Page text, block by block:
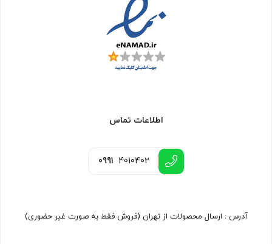
اطلاعات تماس
0991 4010402
آدرس : ارسال محصولات از تهران (فروش فقط به صورت غیر حضوری)